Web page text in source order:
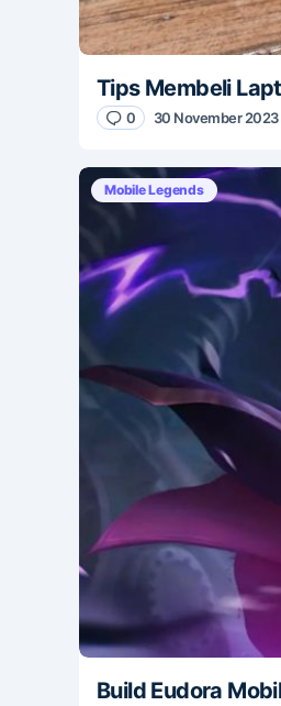
Tips Membeli
0 30 November 2023
Mobile Legends
Build Eudora